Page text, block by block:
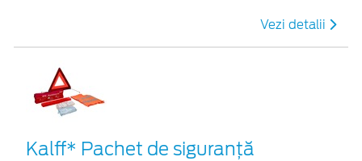
Vezi detalii
Kalff* Pachet de siguranţă